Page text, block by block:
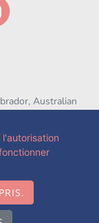
Australian
et-Marne
chiot.com
de la Noye 2026 -